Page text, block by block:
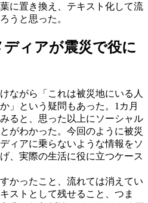
に置き換え、テキスト化して流
うと思った。
ィアが震災で役に
ながら「これは被災地にいる人
」という疑問もあった。1カ月
ると、思った以上にソーシャル
がわかった。今回のように被災
ィアに乗らないような情報をソ
、実際の生活に役に立つケース
かったこと、流れては消えてい
ストとして残せること、つま